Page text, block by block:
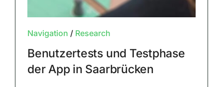
Navigation / Research
Benutzertests und Testphase
der App in Saarbrücken